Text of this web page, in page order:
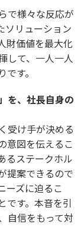
で様々な反応が
ソリューション
財価値を最大化
して、一人一人
す。
を、社長自身の
受け手が決める
意図を伝えるこ
るステークホル
提案できるので
ーズに迫るこ
です。本音を引
自信をもって対